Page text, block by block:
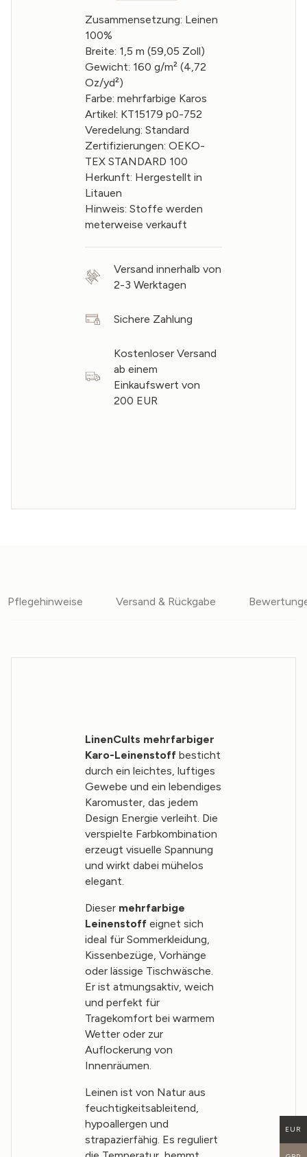
Zusammensetzung: Leinen
100%
Breite: 1,5 m (59,05 Zoll)
Gewicht: 160 g/m² (4,72
Oz/yd²)
Farbe: mehrfarbige Karos
Artikel: KT15179 p0-752
Veredelung: Standard
Zertifizierungen: OEKO-
TEX STANDARD 100
Herkunft: Hergestellt in
Litauen
Hinweis: Stoffe werden
meterweise verkauft
Versand innerhalb von
2-3 Werktagen
Sichere Zahlung
Kostenloser Versand
ab einem
Einkaufswert von
200 EUR
Pflegehinweise Versand & Rückgabe
LinenCults mehrfarbiger
Karo-Leinenstoff besticht
durch ein leichtes, luftiges
Gewebe und ein lebendiges
Karomuster, das jedem
Design Energie verleiht. Die
verspielte Farbkombination
erzeugt visuelle Spannung
und wirkt dabei mühelos
elegant.
Dieser mehrfarbige
Leinenstoff eignet sich
ideal für Sommerkleidung,
Kissenbezüge, Vorhänge
oder lässige Tischwäsche.
Er ist atmungsaktiv, weich
und perfekt für
Tragekomfort bei warmem
Wetter oder zur
Auflockerung von
Innenräumen.
Leinen ist von Natur aus
feuchtigkeitsableitend,
hypoallergen und
strapazierfähig. Es reguliert
EUR